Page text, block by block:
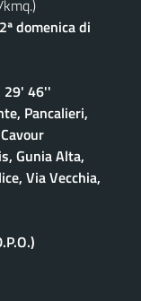
domenica di
29' 46''
Pancalieri,
Gunia Alta,
Via Vecchia,